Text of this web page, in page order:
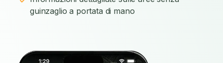
guinzaglio a portata di mano